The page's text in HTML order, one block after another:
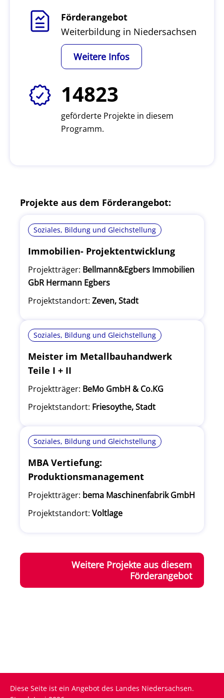
Förderangebot
Weiterbildung in Niedersachsen
Weitere Infos
14823
geförderte Projekte in diesem
Programm.
Projekte aus dem Förderangebot:
Soziales, Bildung und Gleichstellung
Immobilien- Projektentwicklung
Projektträger: Bellmann&Egbers Immobilien
GbR Hermann Egbers
Projektstandort: Zeven, Stadt
Soziales, Bildung und Gleichstellung
Meister im Metallbauhandwerk
Teile I + II
Projektträger: BeMo GmbH & Co.KG
Projektstandort: Friesoythe, Stadt
Soziales, Bildung und Gleichstellung
MBA Vertiefung:
Produktionsmanagement
Projektträger: bema Maschinenfabrik GmbH
Projektstandort: Voltlage
Weitere Projekte aus diesem
Förderangebot
Diese Seite ist ein Angebot des Landes Niedersachsen.